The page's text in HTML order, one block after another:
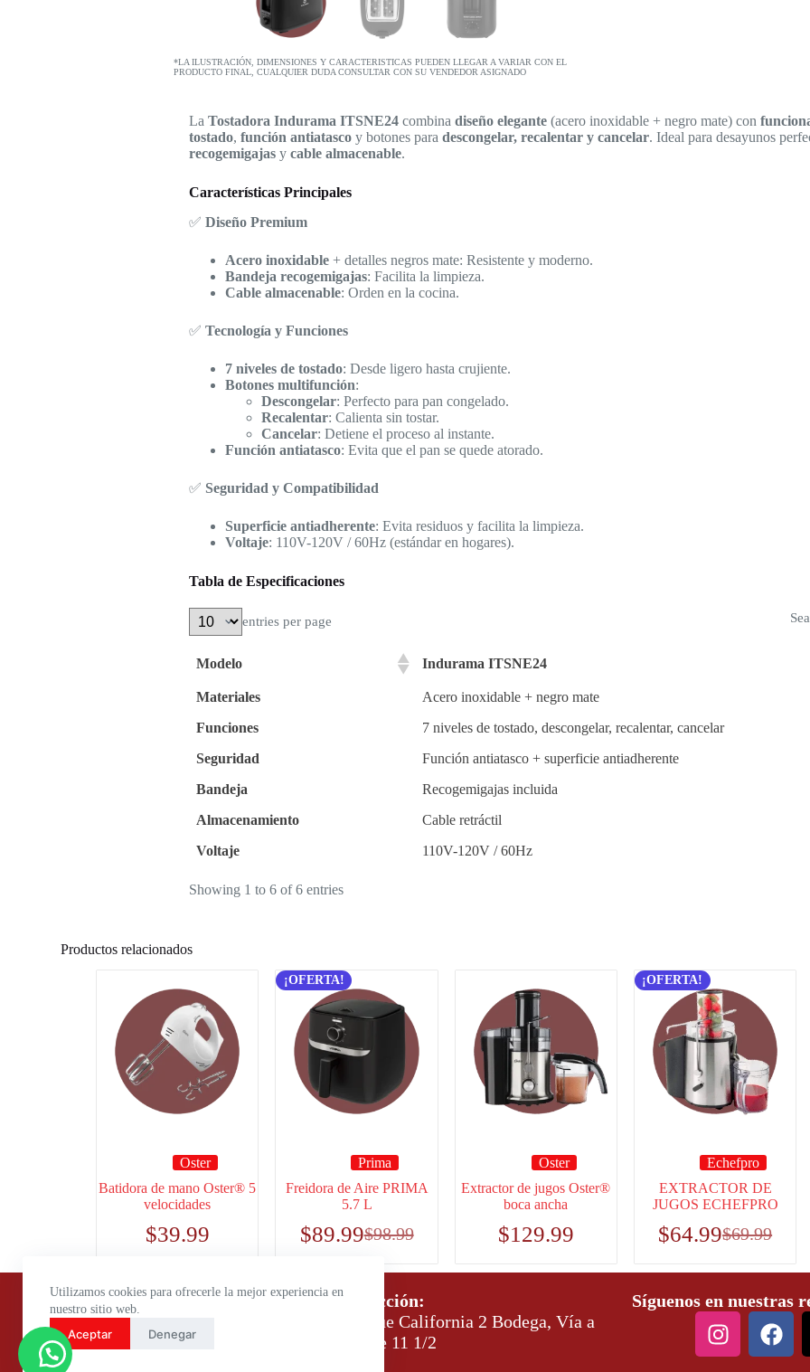
Utilizamos cookies para ofrecerle la mejor experiencia en
nuestro sitio web.
Aceptar Denegar
*LA ILUSTRACIÓN, DIMENSIONES Y CARACTERISTICAS PUEDEN LLEGAR A VARIAR CON EL
PRODUCTO FINAL, CUALQUIER DUDA CONSULTAR CON SU VENDEDOR ASIGNADO
La Tostadora Indurama ITSNE24combina diseño elegante(acero inoxidable + negro mate) con
tostado, función antiatascoy botones para descongelar, recalentar y cancelar. Ideal para desayunos
recogemigajasy cable almacenable.
Características Principales
✅ Diseño Premium
Acero inoxidable+ detalles negros mate: Resistente y moderno.
Bandeja recogemigajas: Facilita la limpieza.
Cable almacenable: Orden en la cocina.
✅ Tecnología y Funciones
7 niveles de tostado: Desde ligero hasta crujiente.
Botones multifunción:
Descongelar: Perfecto para pan congelado.
Recalentar: Calienta sin tostar.
Cancelar: Detiene el proceso al instante.
Función antiatasco: Evita que el pan se quede atorado.
✅ Seguridad y Compatibilidad
Superficie antiadherente: Evita residuos y facilita la limpieza.
Voltaje: 110V-120V / 60Hz (estándar en hogares).
Tabla de Especificaciones
entries per page
Modelo Indurama ITSNE24
Materiales
Acero inoxidable + negro mate
Funciones
7 niveles de tostado, descongelar, recalentar, cancelar
Seguridad
Función antiatasco + superficie antiadherente
Bandeja
Recogemigajas incluida
Almacenamiento
Cable retráctil
Voltaje
110V-120V / 60Hz
Showing 1 to 6 of 6 entries
Productos relacionados
Oster
Batidora de mano Oster® 5
velocidades
$39.99
¡OFERTA!
Prima
Freidora de Aire PRIMA
5.7 L
$98.99
$89.99
Oster
Extractor de jugos Oster®
boca ancha
$129.99
¡OFERTA!
Echefpro
EXTRACTOR DE
JUGOS ECHEFPRO
$69.99
$64.99
Horario de atención:
Lunes a Viernes: 9:00 – 18:00
Sábados: 9:00 – 14:00
Dirección:
Parque California 2 Bodega, Vía a
Daule 11 1/2
Síguenos en nuestras